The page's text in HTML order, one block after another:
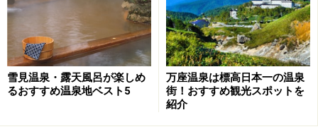
雪見温泉・露天風呂が楽しめ
るおすすめ温泉地ベスト5
万座温泉は標高日本一の温泉
街！おすすめ観光スポットを
紹介